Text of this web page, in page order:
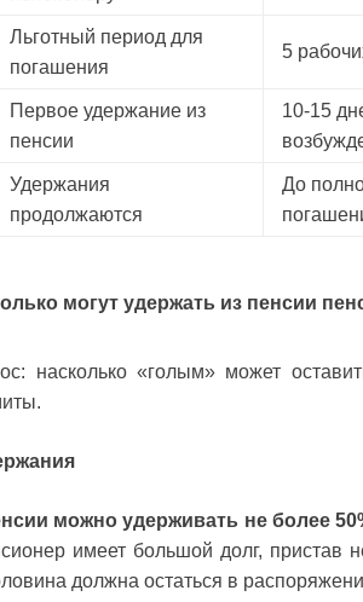
Льготный период для
погашения
5
Первое удержание из
пенсии
10-15
Удержания
продолжаются
До
могут удержать из пенсии
насколько «голым» может
можно удерживать не более
имеет большой долг, пристав
должна остаться в